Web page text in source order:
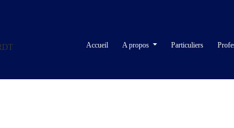
Accueil A propos Particuliers